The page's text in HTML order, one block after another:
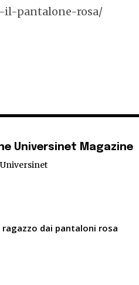
pantalone-rosa/
Universinet Magazine
ragazzo dai pantaloni rosa